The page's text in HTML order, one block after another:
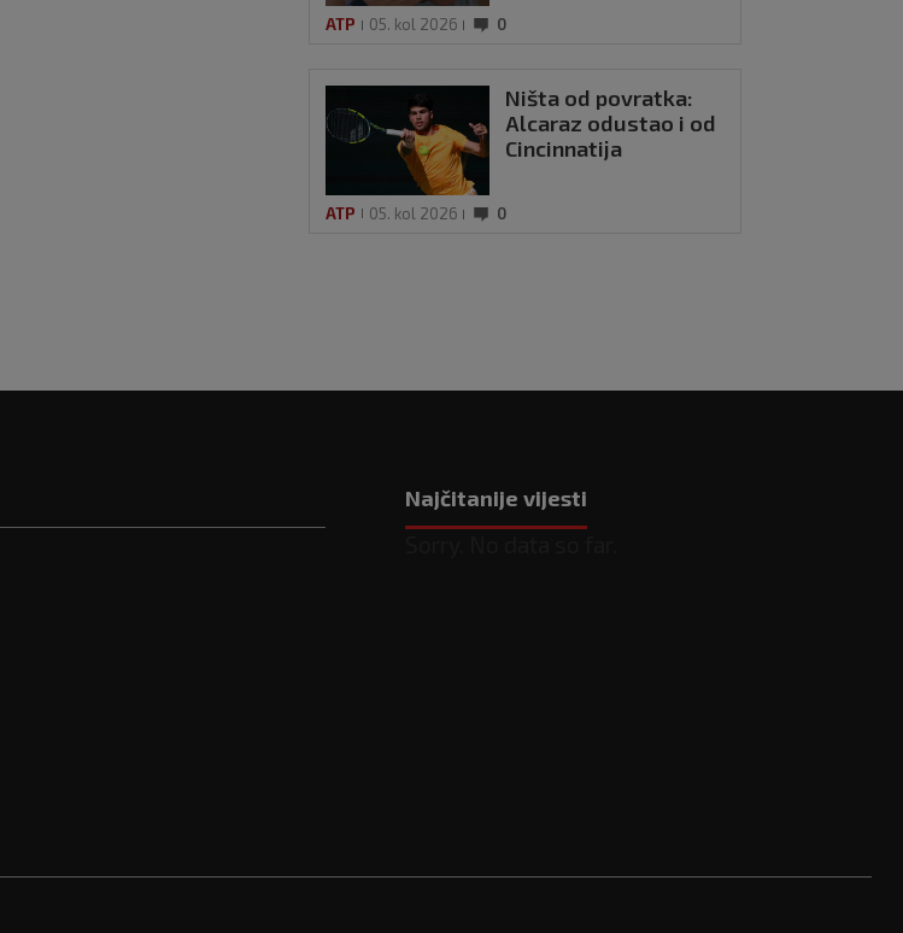
ATP 05. kol 2026 0
Ništa od povratka:
Alcaraz odustao i od
Cincinnatija
ATP 05. kol 2026 0
Najčitanije vijesti